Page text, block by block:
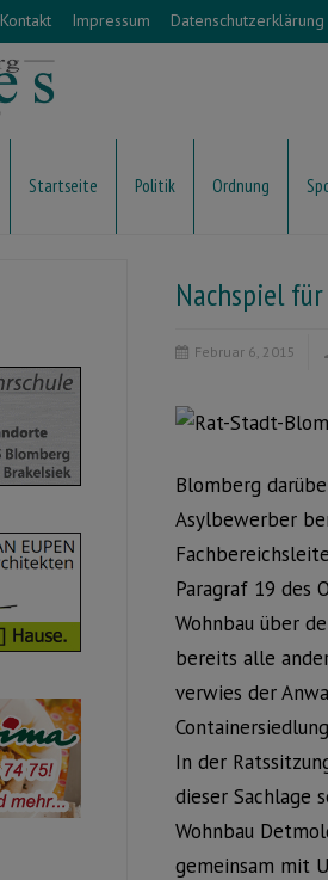
Kontakt Impressum Datenschutzerklärung
Startseite Politik Ordnung
Nachspiel
Februar 6, 2015
Blomberg
Asylbewerber
Paragraf 19 des
Wohnbau über
bereits alle
verwies der
In der
dieser Sachlage
Wohnbau
gemeinsam mit